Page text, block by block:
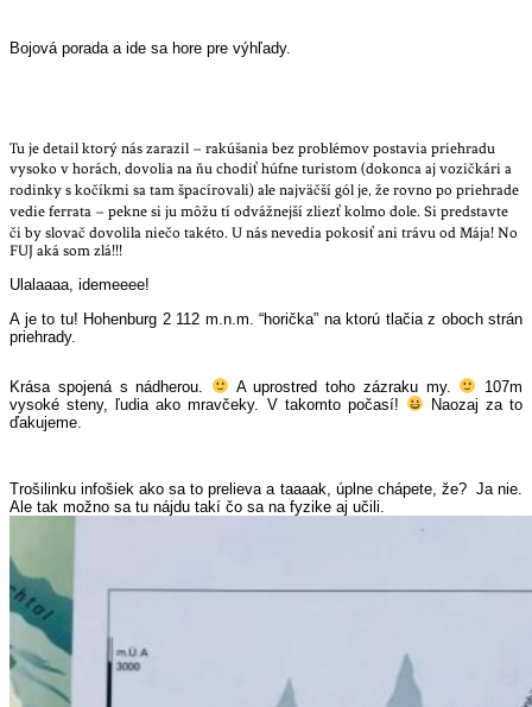
Bojová porada a ide sa hore pre výhľady.
Tu je detail ktorý nás zarazil – rakúšania bez problémov postavia priehradu
vysoko v horách, dovolia na ňu chodiť húfne turistom (dokonca aj vozičkári a
rodinky s kočíkmi sa tam špacírovali) ale najväčší gól je, že rovno po priehrade
vedie ferrata – pekne si ju môžu tí odvážnejší zliezť kolmo dole. Si predstavte
či by slovač dovolila niečo takéto. U nás nevedia pokosiť ani trávu od Mája! No
FUJ aká som zlá!!!
Ulalaaaa, idemeeee!
A je to tu! Hohenburg 2 112 m.n.m. “horička” na ktorú tlačia z oboch strán
priehrady.
Krása spojená s nádherou. A uprostred toho zázraku my.
107m
vysoké steny, ľudia ako mravčeky. V takomto počasí!
Naozaj za to
ďakujeme.
Trošilinku infošiek ako sa to prelieva a taaaak, úplne chápete, že? Ja nie.
Ale tak možno sa tu nájdu takí čo sa na fyzike aj učili.